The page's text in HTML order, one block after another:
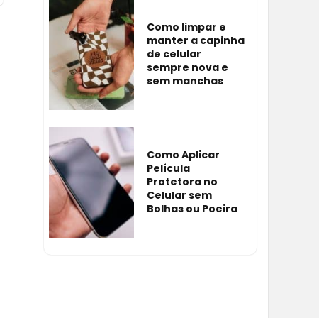
Como limpar e
manter a capinha
de celular
sempre nova e
sem manchas
Como Aplicar
Película
Protetora no
Celular sem
Bolhas ou Poeira